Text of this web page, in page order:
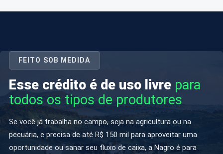
FEITO SOB MEDIDA
Esse crédito é de uso livre para
todos os tipos de produtores
Se você já trabalha no campo, seja na agricultura ou na
pecuária, e precisa de até R$ 150 mil para aproveitar uma
oportunidade ou sanar seu fluxo de caixa, a Nagro é para